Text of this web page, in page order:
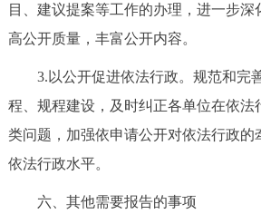
目、建议提案等工作的办理，进一步深
高公开质量，丰富公开内容。
3.以公开促进依法行政。规范和完
程、规程建设，及时纠正各单位在依法
类问题，加强依申请公开对依法行政的
依法行政水平。
六、其他需要报告的事项